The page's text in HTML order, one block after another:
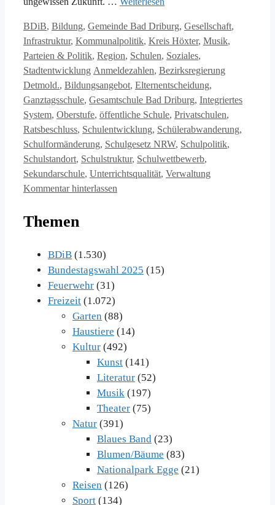
Kategorien
BDiB, Bildung, Gemeinde Bad Driburg, Gesellschaft,
Infrastruktur, Kommunalpolitik, Kreis Höxter, Musik,
Parteien & Politik, Region, Schulen, Soziales,
Stadtentwicklung Schlagwörter
Anmeldezahlen, Bezirksregierung
Detmold., Bildungsangebot, Elternentscheidung,
Ganztagsschule, Gesamtschule Bad Driburg, Integriertes
System, Oberstufe, öffentliche Schule, Privatschulen,
Ratsbeschluss, Schulentwicklung, Schülerabwanderung,
Schulformänderung, Schulgesetz NRW, Schulpolitik,
Schulstandort, Schulstruktur, Schulwettbewerb,
Sekundarschule, Unterrichtsqualität, Verwaltung
Kommentar hinterlassen
Themen
BDiB (1.530)
Bundestagswahl 2025 (15)
Feuerwehr (31)
Freizeit (1.072)
Garten (88)
Haustiere (14)
Kultur (492)
Kunst (141)
Literatur (52)
Musik (197)
Theater (75)
Natur (391)
Blaues Band (23)
Blumen/Bäume (83)
Nationalpark Egge (21)
Reisen (126)
Sport (134)